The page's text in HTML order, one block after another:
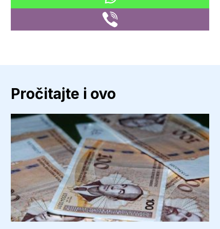
Pročitajte i ovo